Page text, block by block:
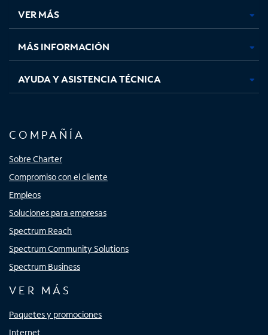
pestaña
nueva
pestaña
nueva
pestaña
nuevanueva
VER MÁS
MÁS INFORMACIÓN
AYUDA Y ASISTENCIA TÉCNICA
COMPAÑÍA
Sobre Charter
Compromiso con el cliente
Empleos
Soluciones para empresas
Spectrum Reach
Spectrum Community Solutions
Spectrum Business
VER MÁS
Paquetes y promociones
Internet